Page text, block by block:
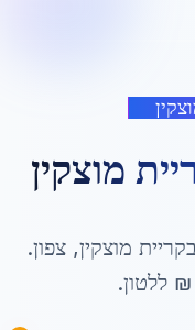
מוצקין
קריית מוצקין,צפון.
₪ ללטון.